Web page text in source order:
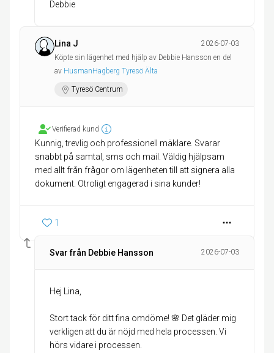
Debbie
Lina J
2026-07-03
Köpte sin lägenhet med hjälp av Debbie Hansson en del
av HusmanHagberg Tyresö Älta
Tyresö Centrum
Verifierad kund
Kunnig, trevlig och professionell mäklare. Svarar
snabbt på samtal, sms och mail. Väldig hjälpsam
med allt från frågor om lägenheten till att signera alla
dokument. Otroligt engagerad i sina kunder!
1
Svar från Debbie Hansson 2026-07-03
Hej Lina,
Stort tack för ditt fina omdöme! 🌸 Det gläder mig
verkligen att du är nöjd med hela processen. Vi
hörs vidare i processen.